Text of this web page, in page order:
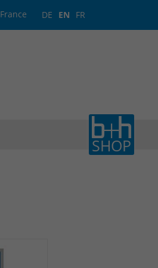
DE EN FR
France
SHOP